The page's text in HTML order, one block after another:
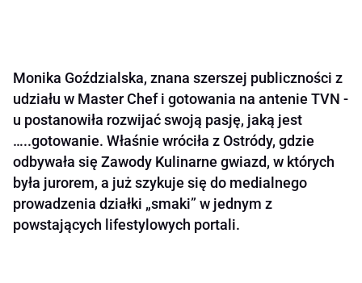
Monika Goździalska, znana szerszej publiczności z
udziału w Master Chef i gotowania na antenie TVN -
u postanowiła rozwijać swoją pasję, jaką jest
…..gotowanie. Właśnie wróciła z Ostródy, gdzie
odbywała się Zawody Kulinarne gwiazd, w których
była jurorem, a już szykuje się do medialnego
prowadzenia działki „smaki” w jednym z
powstających lifestylowych portali.